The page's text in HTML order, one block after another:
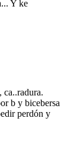
Y ke
ca..radura.
b y bicebersa
perdón y